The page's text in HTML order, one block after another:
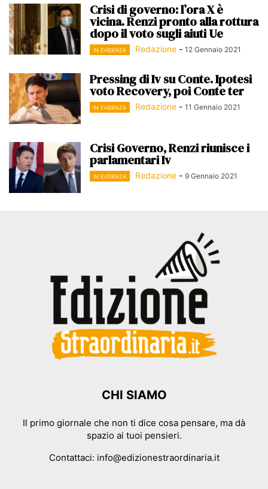
Crisi di governo: l’ora X è
vicina. Renzi pronto alla rottura
dopo il voto sugli aiuti Ue
IN EVIDENZA Redazione - 12 Gennaio 2021
Pressing di Iv su Conte. Ipotesi
voto Recovery, poi Conte ter
IN EVIDENZA Redazione - 11 Gennaio 2021
Crisi Governo, Renzi riunisce i
parlamentari Iv
IN EVIDENZA Redazione - 9 Gennaio 2021
CHI SIAMO
Il primo giornale che non ti dice cosa pensare, ma dà
spazio ai tuoi pensieri.
Contattaci: info@edizionestraordinaria.it